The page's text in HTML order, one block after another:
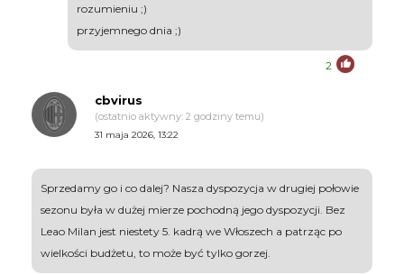
rozumieniu ;)
przyjemnego dnia ;)
2
cbvirus
(ostatnio aktywny: 2 godziny temu)
31 maja 2026, 13:22
Sprzedamy go i co dalej? Nasza dyspozycja w drugiej połowie
sezonu była w dużej mierze pochodną jego dyspozycji. Bez
Leao Milan jest niestety 5. kadrą we Włoszech a patrząc po
wielkości budżetu, to może być tylko gorzej.